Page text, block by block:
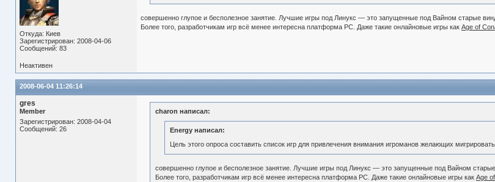
Откуда: Киев
Зарегистрирован: 2008-04-06
Сообщений: 83
совершенно глупое и бесполезное занятие. Лучшие игры под Линукс — это запущенные под Вайном старые
Более того, разработчикам игр всё менее интересна платформа РС. Даже такие онлайновые игры как Age of
Неактивен
2008-06-04 11:26:14
gres
Member
Зарегистрирован: 2008-04-04
Сообщений: 26
charon написал:
Energy написал:
Цель этого опроса составить список игр для привлечения внимания игроманов желающих
совершенно глупое и бесполезное занятие. Лучшие игры под Линукс — это запущенные под Вайном
Более того, разработчикам игр всё менее интересна платформа РС. Даже такие онлайновые игры как Age